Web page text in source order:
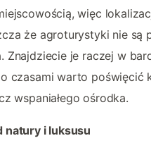
więc
że agroturystyki nie są
Znajdziecie je raczej w
czasami warto poświęcić
wspaniałego ośrodka.
natury i luksusu